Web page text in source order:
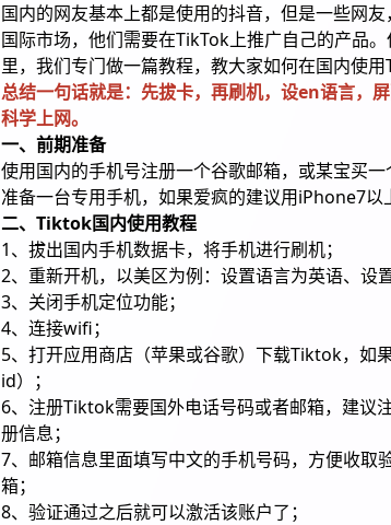
国内的网友基本上都是使用的抖音，但是一些网
国际市场，他们需要在TikTok上推广自己的产品
里，我们专门做一篇教程，教大家如何在国内使用
总结一句话就是：先拔卡，再刷机，设en语言，
科学上网。
一、前期准备
使用国内的手机号注册一个谷歌邮箱，或某宝买一
准备一台专用手机，如果爱疯的建议用iPhone7以
二、Tiktok国内使用教程
1、拔出国内手机数据卡，将手机进行刷机；
2、重新开机，以美区为例：设置语言为英语、设
3、关闭手机定位功能；
4、连接wifi；
5、打开应用商店（苹果或谷歌）下载Tiktok，如
id）；
6、注册Tiktok需要国外电话号码或者邮箱，建议
册信息；
7、邮箱信息里面填写中文的手机号码，方便收取
箱；
8、验证通过之后就可以激活该账户了；